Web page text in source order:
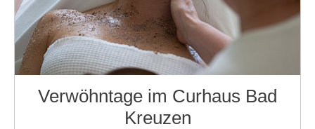
Verwöhntage im Curhaus Bad
Kreuzen